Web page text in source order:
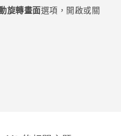
旋轉畫面選項，開啟或關